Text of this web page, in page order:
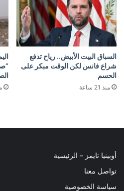
السباق البيت الأبيض.. رياح تدفع
شراع فانس لكن الوقت مبكر على
الحسم
منذ 21 ساعة
أوبينيا تايمز – الرئيسية
تواصل معنا
سياسة الخصوصية